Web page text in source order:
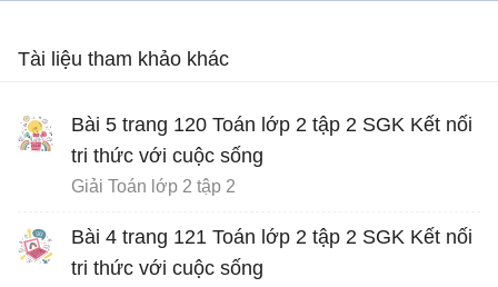
Tài liệu tham khảo khác
Bài 5 trang 120 Toán lớp 2 tập 2 SGK Kết nối
tri thức với cuộc sống
Giải Toán lớp 2 tập 2
Bài 4 trang 121 Toán lớp 2 tập 2 SGK Kết nối
tri thức với cuộc sống